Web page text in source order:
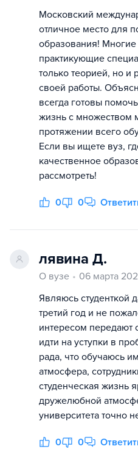
Московский
отличное место для
образования!
практикующие
только теорией, но и
своей работы.
всегда готовы
жизнь с множеством
протяжении всего
Если вы ищете вуз,
качественное
рассмотреть!
0 0
лявина Д.
О вузе
06 марта
Являюсь студенткой
третий год и не
интересом передают
идти на уступки в
рада, что обучаюсь
атмосфера,
студенческая жизнь
дружелюбной
университета точно
0 0